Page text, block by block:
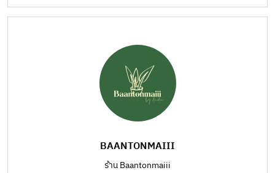
BAANTONMAIII
ร้าน Baantonmaiii